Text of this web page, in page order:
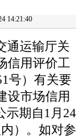
14:21:40
通运输厅关
信用评价工
号）有关要
设市场信用
示期自1月24
）。如对参